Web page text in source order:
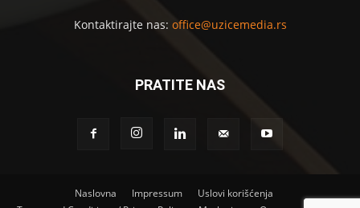
Kontaktirajte nas: office@uzicemedia.rs
PRATITE NAS
Naslovna Impressum
Uslovi korišćenja